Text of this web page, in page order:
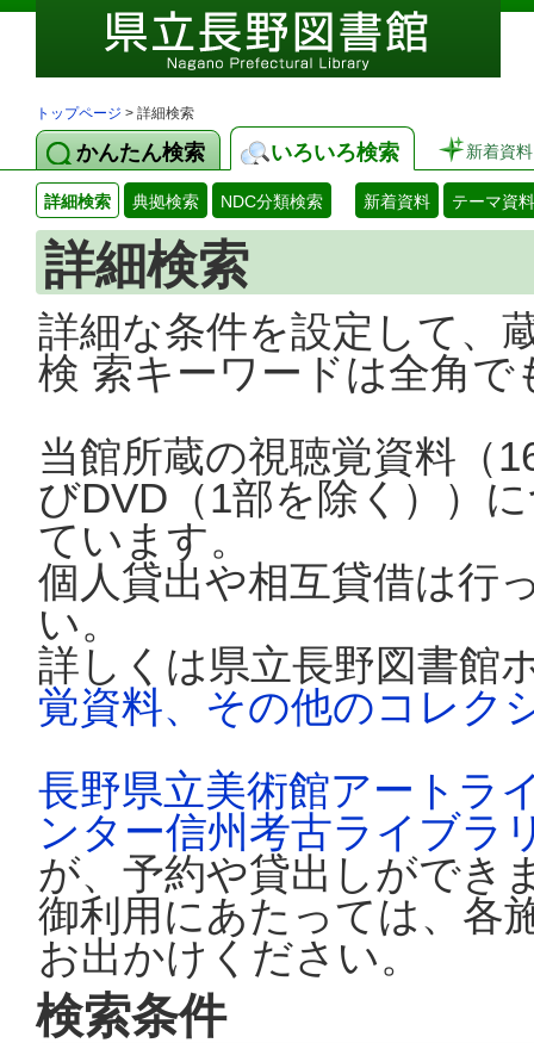
トップページ > 詳細検索
かんたん検索 いろいろ検索 新着資料
詳細検索 典拠検索 NDC分類検索 新着資料 テーマ資料
詳細検索
詳細な条件を設定して、
検 索キーワードは全角
当館所蔵の視聴覚資料（
びDVD（1部を除く））
ています。
個人貸出や相互貸借は行
い。
詳しくは県立長野図書館
覚資料、その他のコレク
長野県立美術館アートラ
ンター信州考古ライブラ
が、予約や貸出しができ
御利用にあたっては、各
お出かけください。
検索条件